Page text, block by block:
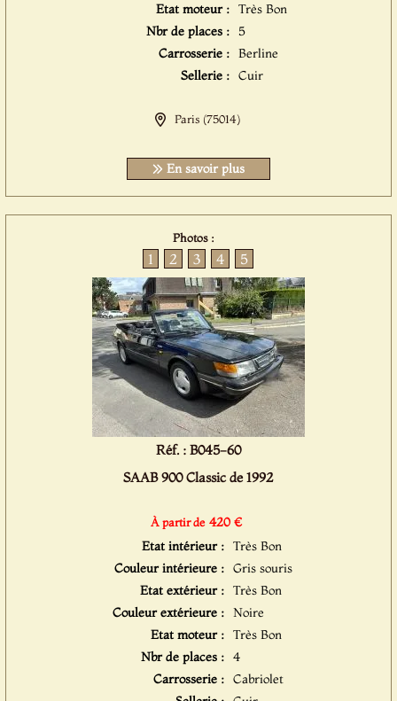
Etat moteur : Très Bon
Nbr de places : 5
Carrosserie : Berline
Sellerie : Cuir
Paris (75014)
En savoir plus
Photos :
1 2 3 4 5
Réf. : B045-60
SAAB 900 Classic de 1992
À partir de 420 €
Etat intérieur : Très Bon
Couleur intérieure : Gris souris
Etat extérieur : Très Bon
Couleur extérieure : Noire
Etat moteur : Très Bon
Nbr de places : 4
Carrosserie : Cabriolet